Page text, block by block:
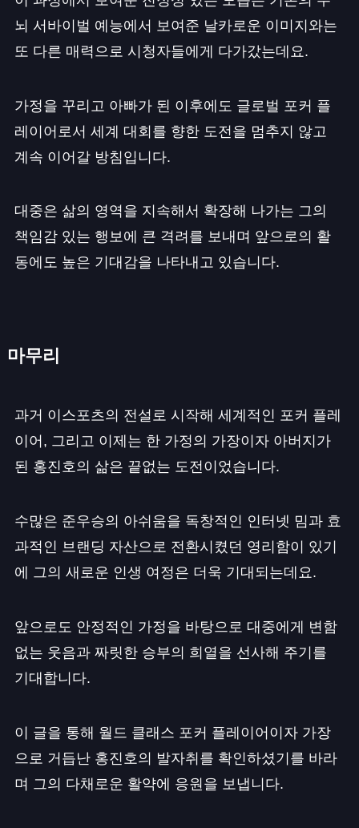
뇌 서바이벌 예능에서 보여준 날카로운 이미지와는
또 다른 매력으로 시청자들에게 다가갔는데요.
가정을 꾸리고 아빠가 된 이후에도 글로벌 포커 플
레이어로서 세계 대회를 향한 도전을 멈추지 않고
계속 이어갈 방침입니다.
대중은 삶의 영역을 지속해서 확장해 나가는 그의
책임감 있는 행보에 큰 격려를 보내며 앞으로의 활
동에도 높은 기대감을 나타내고 있습니다.
마무리
과거 이스포츠의 전설로 시작해 세계적인 포커 플레
이어, 그리고 이제는 한 가정의 가장이자 아버지가
된 홍진호의 삶은 끝없는 도전이었습니다.
수많은 준우승의 아쉬움을 독창적인 인터넷 밈과 효
과적인 브랜딩 자산으로 전환시켰던 영리함이 있기
에 그의 새로운 인생 여정은 더욱 기대되는데요.
앞으로도 안정적인 가정을 바탕으로 대중에게 변함
없는 웃음과 짜릿한 승부의 희열을 선사해 주기를
기대합니다.
이 글을 통해 월드 클래스 포커 플레이어이자 가장
으로 거듭난 홍진호의 발자취를 확인하셨기를 바라
며 그의 다채로운 활약에 응원을 보냅니다.